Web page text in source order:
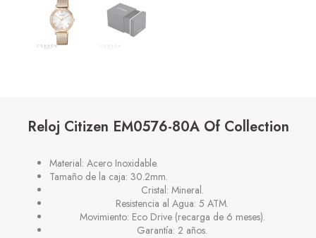
Reloj Citizen EM0576-80A Of Collection
Material: Acero Inoxidable.
Tamaño de la caja: 30.2mm.
Cristal: Mineral.
Resistencia al Agua: 5 ATM.
Movimiento: Eco Drive (recarga de 6 meses).
Garantía: 2 años.